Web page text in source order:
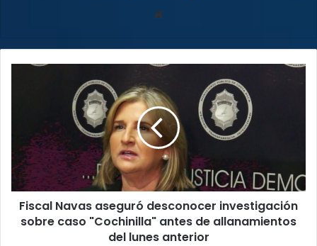
investigación
sobre
caso
"Cochinilla"
antes
de
allanamientos
Fiscal Navas aseguró desconocer investigación
sobre caso "Cochinilla" antes de allanamientos
del lunes anterior